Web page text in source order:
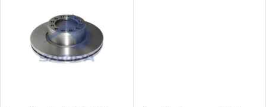
3.434.3502.02,...